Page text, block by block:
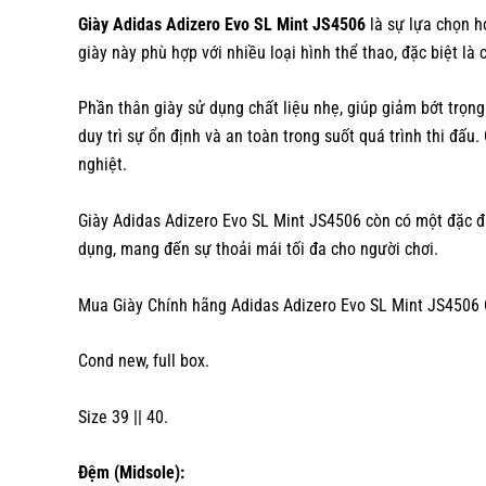
Giày Adidas Adizero Evo SL Mint JS4506 là sự lựa chọn
giày này phù hợp với nhiều loại hình thể thao, đặc biệt là
Phần thân giày sử dụng chất liệu nhẹ, giúp giảm bớt
duy trì sự ổn định và an toàn trong suốt quá trình thi
nghiệt.
Giày Adidas Adizero Evo SL Mint JS4506 còn có một
dụng, mang đến sự thoải mái tối đa cho người chơi.
Mua Giày Chính hãng Adidas Adizero Evo SL Mint JS4506
Cond new, full box.
Size 39 || 40.
Đệm (Midsole):